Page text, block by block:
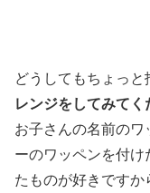
どうしてもちょっ
レンジをしてみてく
お子さんの名前の
ーのワッペンを付
たものが好きです